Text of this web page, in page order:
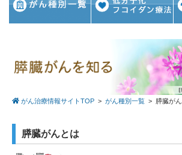
がん治療情報サイトTOP >がん種別一覧 > 膵臓がん
膵臓がんとは